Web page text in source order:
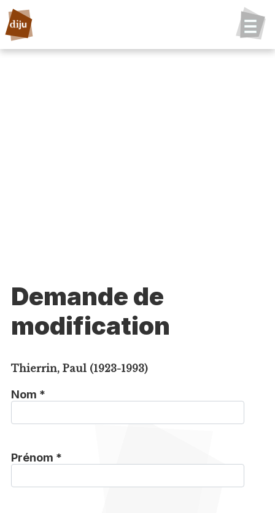
Demande de
modification
Thierrin, Paul (1923-1993)
Nom *
Prénom *